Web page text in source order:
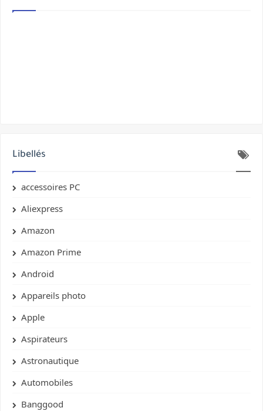
Libellés
accessoires PC
Aliexpress
Amazon
Amazon Prime
Android
Appareils photo
Apple
Aspirateurs
Astronautique
Automobiles
Banggood